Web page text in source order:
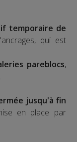
temporaire de
qui est
pareblocs,
jusqu'à fin
en place par